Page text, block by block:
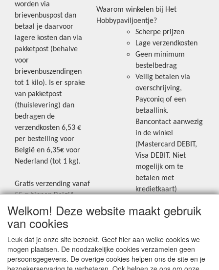
worden via
brievenbuspost dan
betaal je daarvoor
lagere kosten dan via
pakketpost (behalve
voor
brievenbuszendingen
tot 1 kilo). Is er sprake
van pakketpost
(thuislevering) dan
bedragen de
verzendkosten 6,53 €
per bestelling voor
België en 6,35€ voor
Nederland (tot 1 kg).
Gratis verzending vanaf
55 € binnen België.
Gratis verzending vanaf
65 € naar Nederland.
Levering andere
landen: geen gratis
verzending, portkosten
worden aangerekend.
Waarom winkelen bij Het
Hobbypaviljoentje?
Scherpe prijzen
Lage verzendkosten
Geen minimum
bestelbedrag
Veilig betalen via
overschrijving,
Payconiq of een
betaallink.
Bancontact aanwezig
in de winkel
(Mastercard DEBIT,
Visa DEBIT. Niet
mogelijk om te
betalen met
kredietkaart)
Blijf op de hoogte van de laatste
onze Facebookpagina.
Welkom! Deze website maakt gebruik
van cookies
Leuk dat je onze site bezoekt. Geef hier aan welke cookies we
mogen plaatsen. De noodzakelijke cookies verzamelen geen
persoonsgegevens. De overige cookies helpen ons de site en je